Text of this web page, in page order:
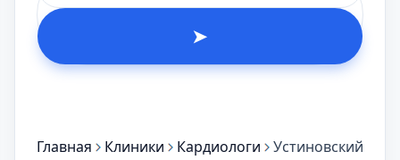
➤
Главная Клиники Кардиологи Устиновский